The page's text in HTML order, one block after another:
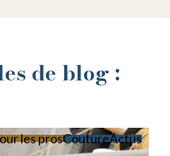
de blog :
Actus
Couture
les pros